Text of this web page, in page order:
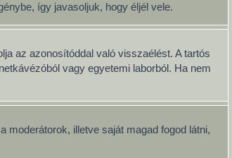
így javasoljuk, hogy éljél vele.
az azonosítóddal való visszaélést. A tartós
vagy egyetemi laborból. Ha nem
moderátorok, illetve saját magad fogod látni,